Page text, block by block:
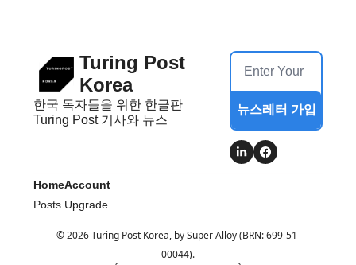
Turing Post
Korea
한국 독자들을 위한 한글판
Turing Post 기사와 뉴스
뉴스레터 가입
Home
Posts
Account
Upgrade
© 2026 Turing Post Korea, by Super Alloy (BRN: 699-51-
00044).